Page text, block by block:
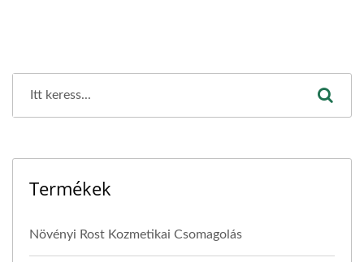
Termékek
Növényi Rost Kozmetikai Csomagolás